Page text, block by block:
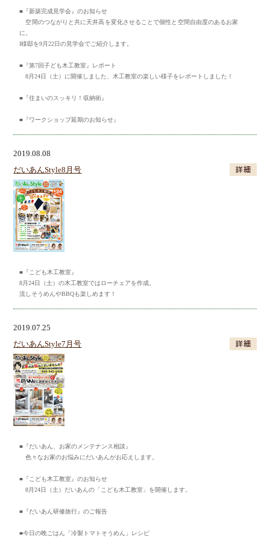
■『新築完成見学会』のお知らせ
空間のつながりと共に天井高を変化させることで個性と空間自由度のあるお家
に。
I様邸を9月22日の見学会でご紹介します。
■『第7回子ども木工教室』レポート
8月24日（土）に開催しました、木工教室の楽しい様子をレポートしました！
■『住まいのスッキリ！収納術』
■『ワークショップ延期のお知らせ』
2019.08.08
だいあんStyle8月号
■『こども木工教室』
8月24日（土）の木工教室ではローチェアを作成。
流しそうめんやBBQも楽しめます！
2019.07.25
だいあんStyle7月号
■『だいあん、お家のメンテナンス相談』
色々なお家のお悩みにだいあんがお応えします。
■『こども木工教室』のお知らせ
8月24日（土）だいあんの「こども木工教室」を開催します。
■『だいあん研修旅行』のご報告
■今日の晩ごはん「冷製トマトそうめん」レシピ